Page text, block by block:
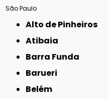
São Paulo
Alto de Pinheiros
Atibaia
Barra Funda
Barueri
Belém